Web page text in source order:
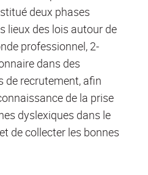
deux phases
lieux des lois autour de
professionnel, 2-
dans des
de recrutement, afin
de la prise
dyslexiques dans le
de collecter les bonnes